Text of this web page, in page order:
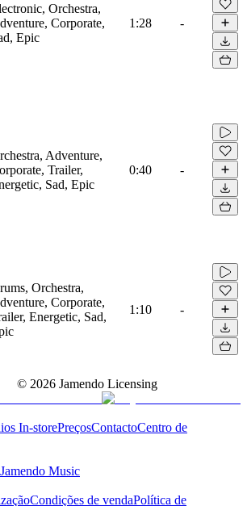
Orchestra,
Corporate,
Epic
1:28 -
Adventure,
Trailer,
Sad, Epic
0:40 -
Orchestra,
Corporate,
Energetic, Sad,
1:10 -
© 2026 Jamendo Licensing
In-storePreçosContactoCentro de
Jamendo Music
Condições de vendaPolítica de